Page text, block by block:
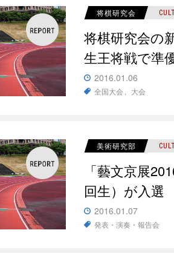
将棋研究会
将棋研究会の
生王将戦で準
2016.01.06
全国大会 大会
美術研究部
「藝文京展
回生）が入選
2016.01.07
発表・演奏・報告会